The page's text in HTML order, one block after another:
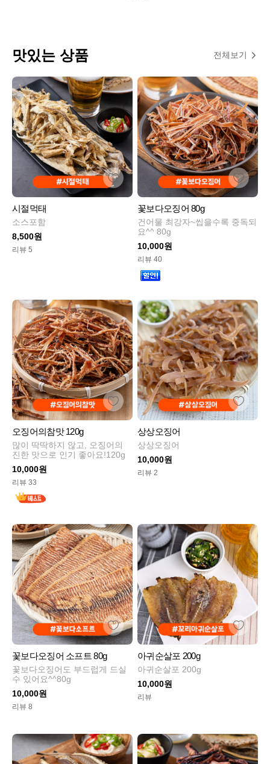
맛있는 상품 전체보기
시절먹태
소스포함
8,500원
리뷰 5
꽃보다오징어 80g
건어물 최강자~씹을수록 중독되
요^^ 80g
10,000원
리뷰 40
오징어의참맛 120g
많이 딱딱하지 않고, 오징어의
진한 맛으로 인기 좋아요!120g
10,000원
리뷰 33
상상오징어
상상오징어
10,000원
리뷰 2
꽃보다오징어 소프트 80g
꽃보다오징어도 부드럽게 드실
수 있어요^^80g
10,000원
리뷰 8
아귀순살포 200g
아귀순살포 200g
10,000원
리뷰